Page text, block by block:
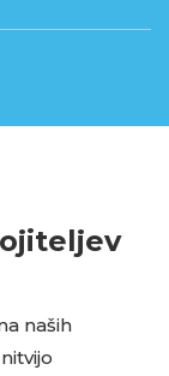
naših